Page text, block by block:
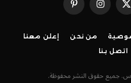
X
(Twitter)
الانستغرامبينتيريست
من نحن
إعلن معنا
اتصل بنا